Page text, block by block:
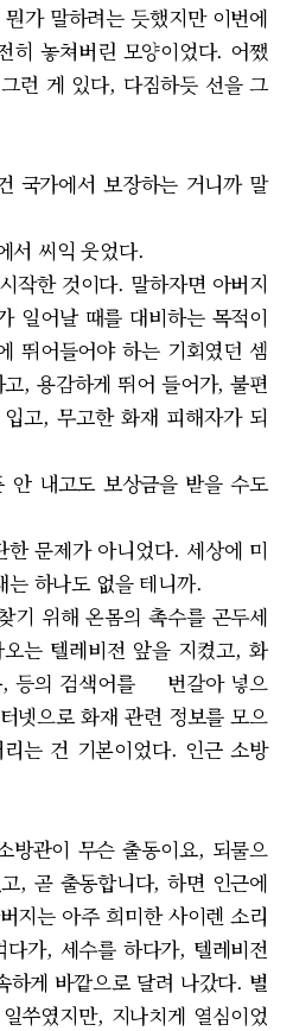
가 말하려는 듯했지만 이번에
히 놓쳐버린 모양이었다. 어쨌
런 게 있다, 다짐하듯 선을 그
국가에서 보장하는 거니까 말
서 씨익 웃었다.
작한 것이다. 말하자면 아버지
일어날 때를 대비하는 목적이
뛰어들어야 하는 기회였던 셈
, 용감하게 뛰어 들어가, 불편
고, 무고한 화재 피해자가 되
내고도 보상금을 받을 수도
문제가 아니었다. 세상에 미
는 하나도 없을 테니까.
위해 온몸의 촉수를 곤두세
는 텔레비전 앞을 지켰고, 화
, 등의 검색어를 번갈아 넣으
넷으로 화재 관련 정보를 모으
는 건 기본이었다. 인근 소방
관이 무슨 출동이요, 되물으
, 곧 출동합니다, 하면 인근에
지는 아주 희미한 사이렌 소리
가, 세수를 하다가, 텔레비전
하게 바깥으로 달려 나갔다. 별
쑤였지만, 지나치게 열심이었